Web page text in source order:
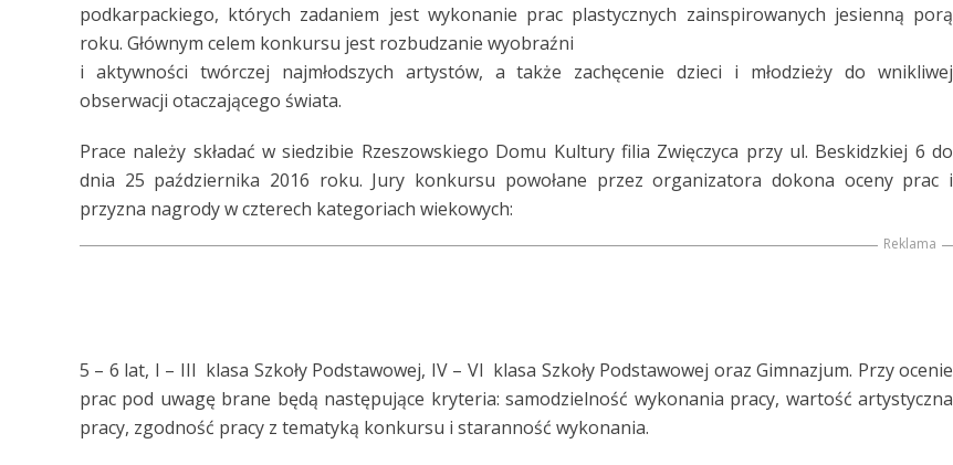
podkarpackiego, których zadaniem jest wykonanie prac plastycznych zainspirowanych jesienną porą
roku. Głównym celem konkursu jest rozbudzanie wyobraźni
i aktywności twórczej najmłodszych artystów, a także zachęcenie dzieci i młodzieży do wnikliwej
obserwacji otaczającego świata.
Prace należy składać w siedzibie Rzeszowskiego Domu Kultury filia Zwięczyca przy ul. Beskidzkiej 6 do
dnia 25 października 2016 roku. Jury konkursu powołane przez organizatora dokona oceny prac i
przyzna nagrody w czterech kategoriach wiekowych:
Reklama
5 – 6 lat, I – III klasa Szkoły Podstawowej, IV – VI klasa Szkoły Podstawowej oraz Gimnazjum. Przy ocenie
prac pod uwagę brane będą następujące kryteria: samodzielność wykonania pracy, wartość artystyczna
pracy, zgodność pracy z tematyką konkursu i staranność wykonania.